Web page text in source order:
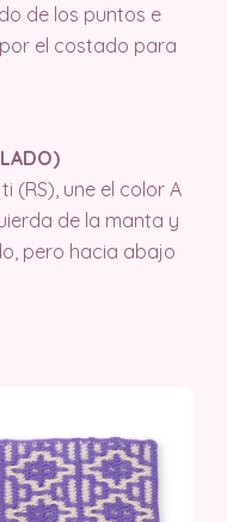
de los puntos e
el costado para
(RS), une el color A
de la manta y
pero hacia abajo